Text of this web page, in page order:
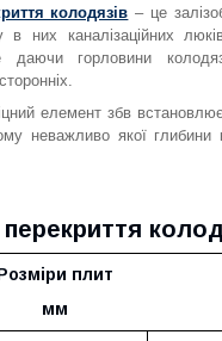
колодязів – це
них каналізаційних
даючи горловини
елемент збв
неважливо якої
плит
мм